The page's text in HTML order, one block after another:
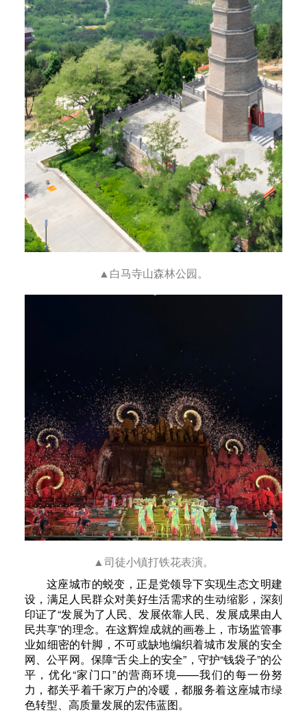
▲白马寺山森林公园。
▲司徒小镇打铁花表演。
这座城市的蜕变，正是党领导下实现生态文明建
设，满足人民群众对美好生活需求的生动缩影，深刻
印证了“发展为了人民、发展依靠人民、发展成果由人
民共享”的理念。在这辉煌成就的画卷上，市场监管事
业如细密的针脚，不可或缺地编织着城市发展的安全
网、公平网。保障“舌尖上的安全”，守护“钱袋子”的公
平，优化“家门口”的营商环境——我们的每一份努
力，都关乎着千家万户的冷暖，都服务着这座城市绿
色转型、高质量发展的宏伟蓝图。